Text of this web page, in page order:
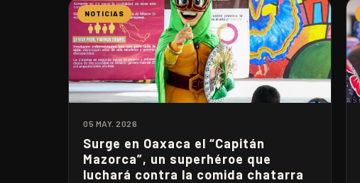
NOTICIAS
05 MAY. 2026
Surge en Oaxaca el “Capitán
Mazorca”, un superhéroe que
luchará contra la comida chatarra